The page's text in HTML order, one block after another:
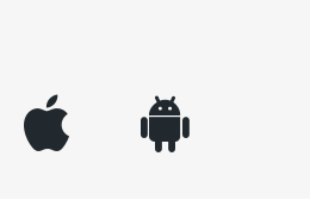
appleinc android